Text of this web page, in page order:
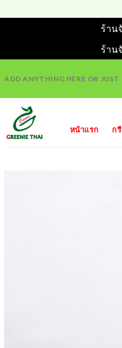
ร้าน
ร้าน
ADD ANYTHING HERE OR JUST
หน้าแรก ก